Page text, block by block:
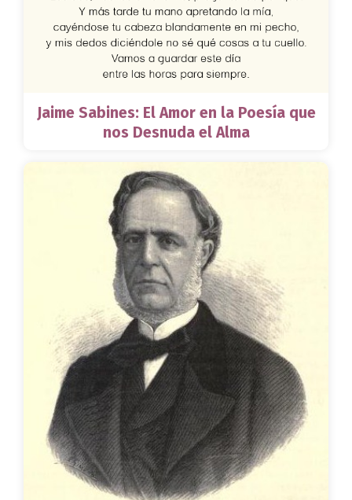
Jaime Sabines: El Amor en la Poesía que
nos Desnuda el Alma